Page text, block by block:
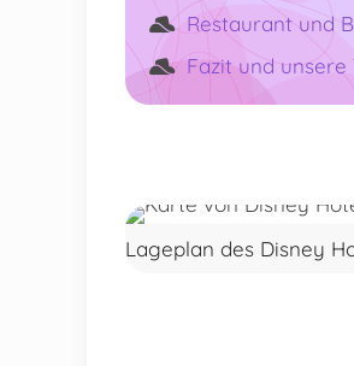
Restaurant und
Fazit und unsere
Lageplan des Disney